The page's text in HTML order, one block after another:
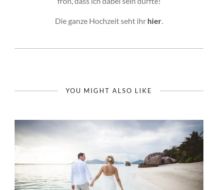
Die ganze Hochzeit seht ihr hier.
YOU MIGHT ALSO LIKE